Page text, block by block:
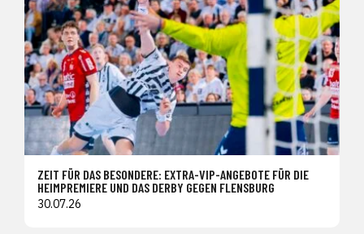
ZEIT FÜR DAS BESONDERE: EXTRA-VIP-ANGEBOTE FÜR DIE
HEIMPREMIERE UND DAS DERBY GEGEN FLENSBURG
30.07.26